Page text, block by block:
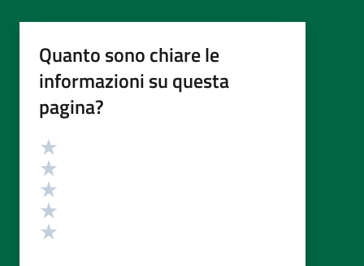
Quanto sono chiare le
informazioni su questa
pagina?
Valutazione